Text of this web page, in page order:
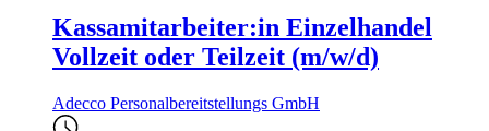
Kassamitarbeiter:in Einzelhandel
Vollzeit oder Teilzeit (m/w/d)
Adecco Personalbereitstellungs GmbH